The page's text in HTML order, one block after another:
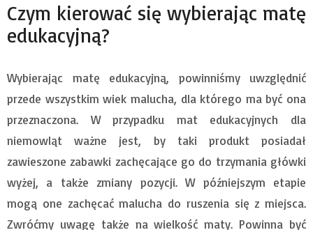
Czym kierować się wybierając matę
edukacyjną?
Wybierając matę edukacyjną, powinniśmy uwzględnić
przede wszystkim wiek malucha, dla którego ma być ona
przeznaczona. W przypadku mat edukacyjnych dla
niemowląt ważne jest, by taki produkt posiadał
zawieszone zabawki zachęcające go do trzymania główki
wyżej, a także zmiany pozycji. W późniejszym etapie
mogą one zachęcać malucha do ruszenia się z miejsca.
Zwróćmy uwagę także na wielkość maty. Powinna być